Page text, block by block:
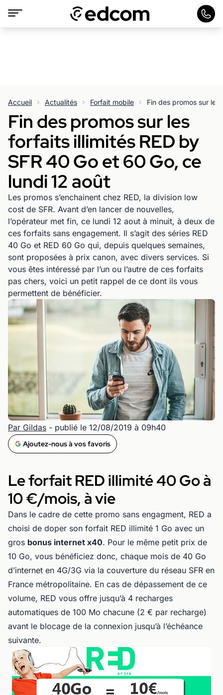
Accueil Actualités Forfait mobile
Fin des promos sur les
forfaits illimités RED by
SFR 40 Go et 60 Go, ce
lundi 12 août
Les promos s’enchainent chez RED, la division low
cost de SFR. Avant d’en lancer de nouvelles,
l’opérateur met fin, ce lundi 12 aout à minuit, à deux de
ces forfaits sans engagement. Il s’agit des séries RED
40 Go et RED 60 Go qui, depuis quelques semaines,
sont proposées à prix canon, avec divers services. Si
vous êtes intéressé par l’un ou l’autre de ces forfaits
pas chers, voici un petit rappel de ce dont ils vous
permettent de bénéficier.
Par Gildas - publié le 12/08/2019 à 09h40
Ajoutez-nous à vos favoris
Le forfait RED illimité 40 Go à
10 €/mois, à vie
Dans le cadre de cette promo sans engagment, RED a
choisi de doper son forfait RED illimité 1 Go avec un
gros bonus internet x40. Pour le même petit prix de
10 Go, vous bénéficiez donc, chaque mois de 40 Go
d’internet en 4G/3G via la couverture du réseau SFR en
France métropolitaine. En cas de dépassement de ce
volume, RED vous offre jusqu’à 4 recharges
automatiques de 100 Mo chacune (2 € par recharge)
avant le blocage de la connexion jusqu’à l’échéance
suivante.